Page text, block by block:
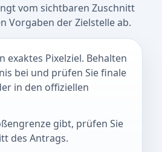
vom sichtbaren Zuschnitt
Vorgaben der Zielstelle ab.
exaktes Pixelziel. Behalten
bei und prüfen Sie finale
in den offiziellen
gibt, prüfen Sie
des Antrags.